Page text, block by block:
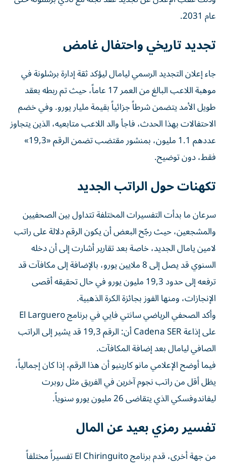
عام 2031.
تجديد تاريخي واحتفال غامض
جاء إعلان التجديد الرسمي ليامال ليؤكد ثقة إدارة برشلونة في
موهبة اللاعب البالغ من العمر 17 عاماً، حيث تم ربطه بعقد
طويل الأمد يتضمن شرطاً جزائياً بقيمة مليار يورو. وفي خضم
الاحتفالات بهذا الحدث، فاجأ والد اللاعب متابعيه، الذين يتجاوز
عددهم 1.1 مليون، بمنشور مقتضب تضمن الرقم «19,3»
فقط، دون توضيح.
تكهنات حول الراتب الجديد
سرعان ما بدأت التفسيرات المختلفة تتداول بين الصحفيين
والمشجعين، حيث رجّح البعض أن يكون الرقم دلالة على راتب
لامين يامال الجديد، خاصة بعد تقارير أشارت إلى أن دخله
السنوي قد يصل إلى 8 ملايين يورو، بالإضافة إلى مكافآت قد
ترفعه إلى حدود 19,3 مليون يورو في حال تحقيقه أقصى
الإنجازات، ومنها الفوز بجائزة الكرة الذهبية.
وأكد الصحفي الرياضي سانتي فايي في برنامج El Larguero
على إذاعة Cadena SER أن: الرقم 19,3 قد يشير إلى الراتب
الصافي ليامال بعد إضافة المكافآت.
فيما أوضح الإعلامي مانو كارينيو أن هذا الرقم، إذا كان إجمالياً،
يظل أقل من راتب نجوم آخرين في الفريق مثل روبرت
ليفاندوفسكي الذي يتقاضى 26 مليون يورو سنوياً.
تفسير رمزي بعيد عن المال
من جهة أخرى، قدم برنامج El Chiringuito تفسيراً مختلفاً